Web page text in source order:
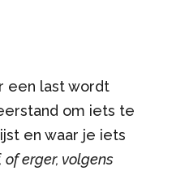
een last wordt
om iets te
en waar je iets
of erger, volgens